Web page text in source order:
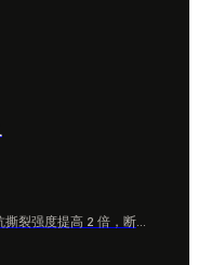
回弹性提高 4 倍，抗撕裂强度提高 2 倍，断裂伸长率提高 2 倍